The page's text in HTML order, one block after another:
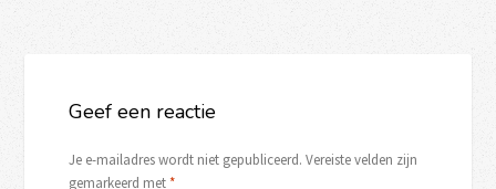
Geef een reactie
Je e-mailadres wordt niet gepubliceerd. Vereiste velden zijn
gemarkeerd met*